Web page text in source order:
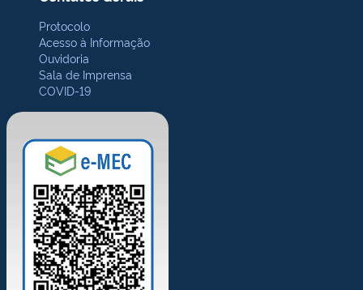
Protocolo
Acesso à Informação
Ouvidoria
Sala de Imprensa
COVID-19